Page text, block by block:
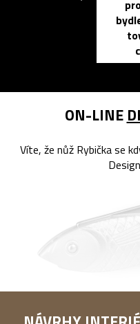
ON-LINE
Víte, že nůž Rybička se